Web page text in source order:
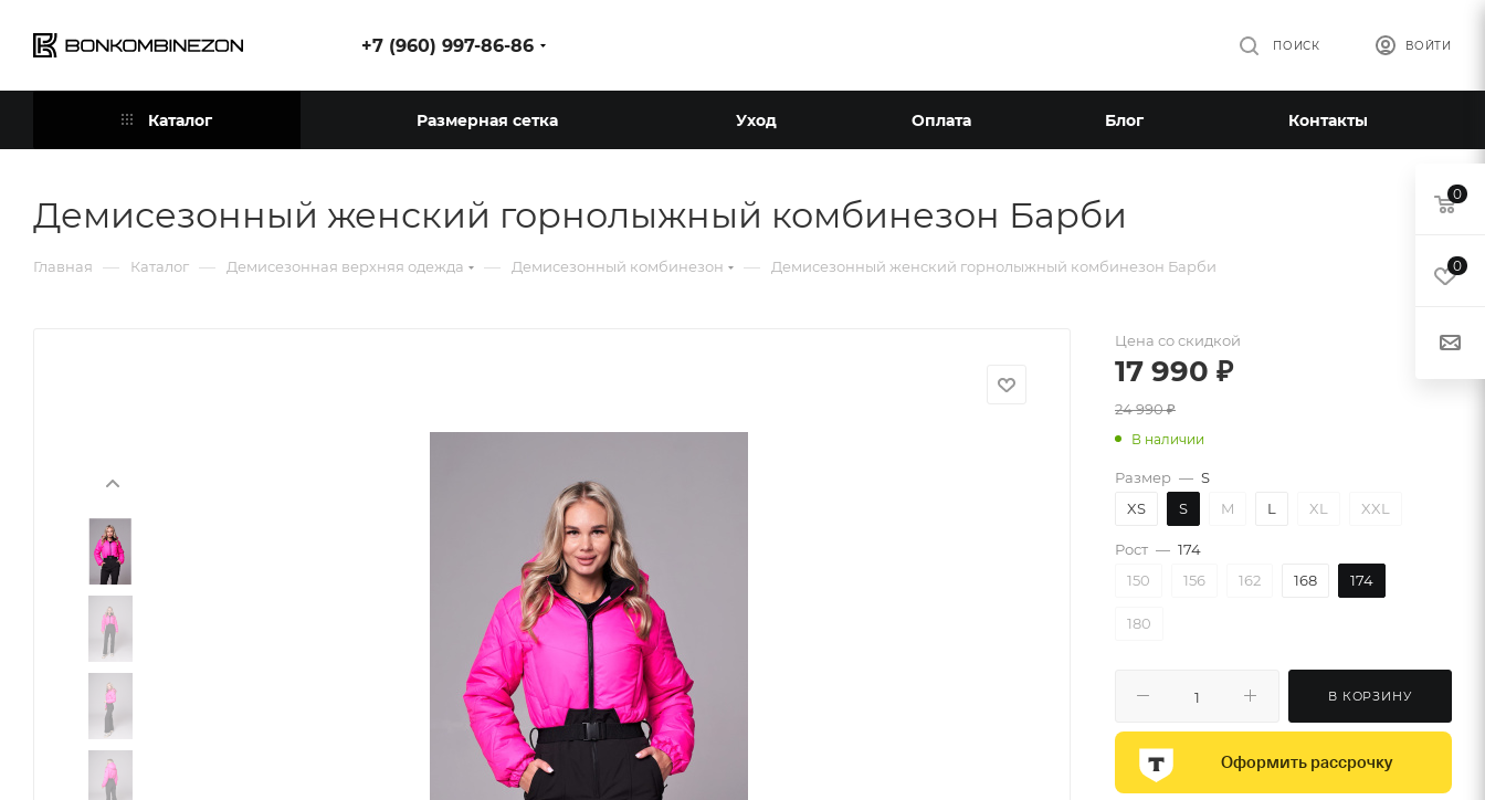
+7 (960) 997-86-86 ВОЙТИ
ПОИСК
Каталог Размерная сетка Уход Оплата Блог Контакты
Демисезонный женский горнолыжный комбинезон Барби
Главная — Каталог — Демисезонная верхняя одежда — Демисезонный комбинезон — Демисезонный женский горнолыжный комбинезон Барби
Цена со скидкой
17 990 ₽
24 990₽
В наличии
Размер — S
XS
S M L XL XXL
Рост — 174
150
156 162 168 174
180
В КОРЗИНУ
Оформить рассрочку
0
0